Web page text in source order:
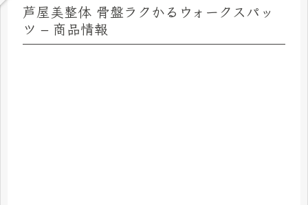
芦屋美整体 骨盤ラクかるウォークスパッ
ツ – 商品情報